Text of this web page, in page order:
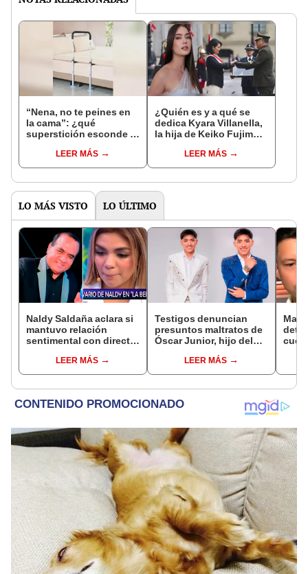
“Nena, no te peines en
la cama”: ¿qué
superstición esconde la
Enanitos Verdes?
LEER MÁS
¿Quién es y a qué se
dedica Kyara Villanella,
la hija de Keiko Fujimori
nivel nacional?
LEER MÁS
LO MÁS VISTO LO ÚLTIMO
Naldy Saldaña aclara si
mantuvo relación
sentimental con director
denunciarlo por
tocamientos: “Me
LEER MÁS
Testigos denuncian
presuntos maltratos de
Óscar Junior, hijo del
"Humilla a los demás"
LEER MÁS